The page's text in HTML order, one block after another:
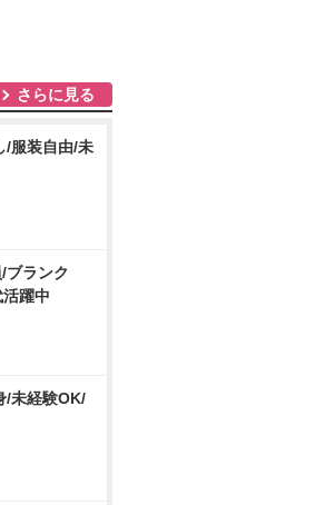
さらに見る
/服装自由/未
ブランク
躍中
/未経験OK/